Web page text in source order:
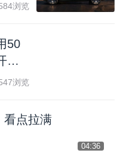
浏览
50
进
浏览
看点拉满
04:36